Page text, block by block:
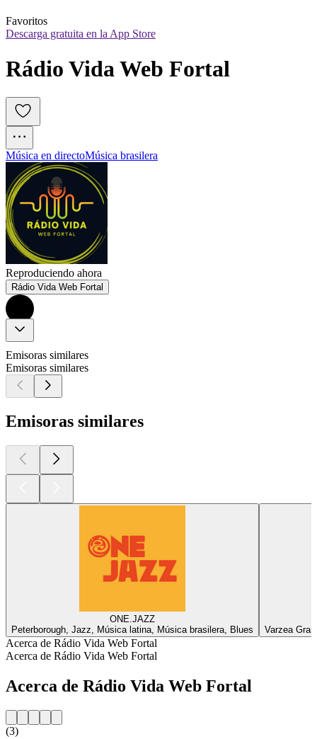
Favoritos
Descarga gratuita en la App Store
Rádio Vida Web Fortal
Música en directoMúsica brasilera
Reproduciendo ahora
Rádio Vida Web Fortal
Emisoras similares
Emisoras similares
Emisoras similares
ONE.JAZZ
Peterborough, Jazz, Música latina, Música brasilera, Blues
Varzea
Acerca de Rádio Vida Web Fortal
Acerca de Rádio Vida Web Fortal
Acerca de Rádio Vida Web Fortal
(3)